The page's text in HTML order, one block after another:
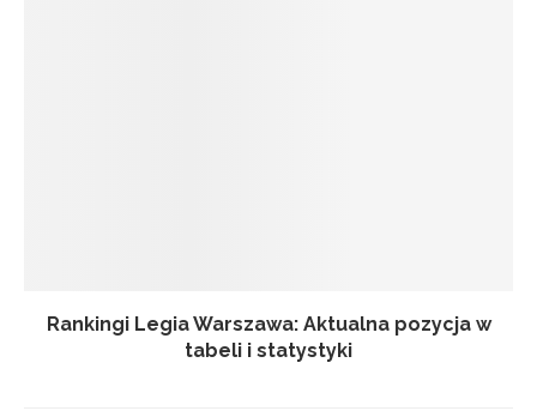
Rankingi Legia Warszawa: Aktualna pozycja w
tabeli i statystyki